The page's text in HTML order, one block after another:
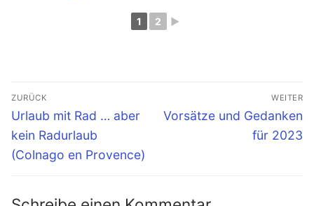
1 2 ►
Beitragsnavigation
ZURÜCK
Vorheriger
Beitrag:
Urlaub mit Rad … aber
kein Radurlaub
(Colnago en Provence)
WEITER
Nächster
Vorsätze und Gedanken
für 2023